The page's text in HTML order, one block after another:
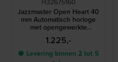
Jazzmaster Open Heart 40
mm Automatisch horloge
met opengewerkte
wijzerplaat
1.225,-
● Levering binnen 2 tot 5